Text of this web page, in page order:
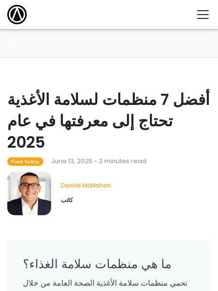
أفضل 7 منظمات لسلامة الأغذية
تحتاج إلى معرفتها في عام
2025
Food Safety June 13, 2025 - 2 minutes read
Derrick McMahon
كاتب
ما هي منظمات سلامة الغذاء؟
تحمي منظمات سلامة الأغذية الصحة العامة من خلال